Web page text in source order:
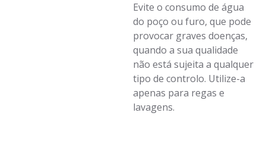
Evite o consumo de água
do poço ou furo, que pode
provocar graves doenças,
quando a sua qualidade
não está sujeita a qualquer
tipo de controlo. Utilize-a
apenas para regas e
lavagens.